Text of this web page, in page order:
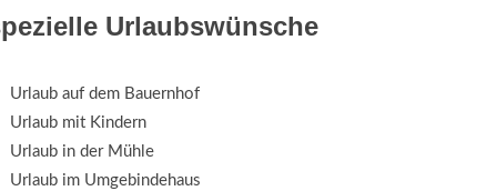
Urlaubswünsche
Urlaub auf dem Bauernhof
Urlaub mit Kindern
Urlaub in der Mühle
Urlaub im Umgebindehaus